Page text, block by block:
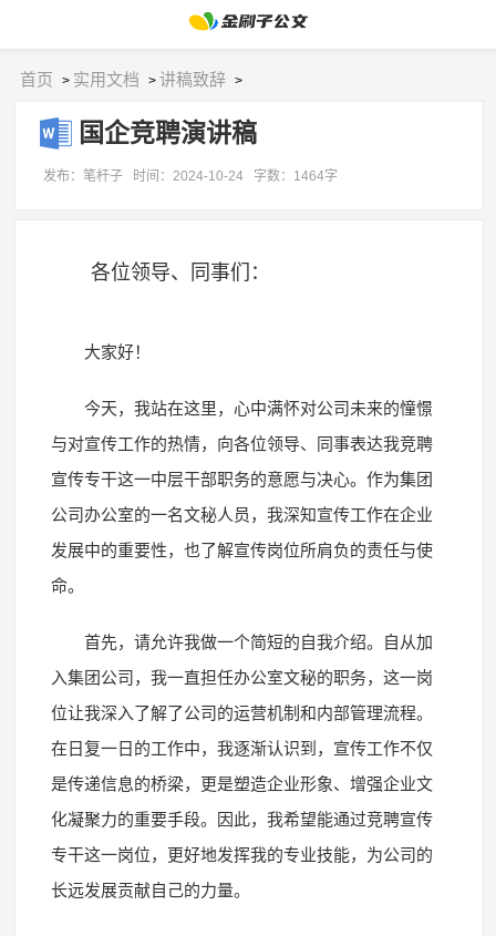
首页 > 实用文档 >讲稿致辞 >
国企竞聘演讲稿
发布：笔杆子 时间：2024-10-24 字数：1464字
各位领导、同事们：
大家好！
今天，我站在这里，心中满怀对公司未来的憧憬
与对宣传工作的热情，向各位领导、同事表达我竞聘
宣传专干这一中层干部职务的意愿与决心。作为集团
公司办公室的一名文秘人员，我深知宣传工作在企业
发展中的重要性，也了解宣传岗位所肩负的责任与使
命。
首先，请允许我做一个简短的自我介绍。自从加
入集团公司，我一直担任办公室文秘的职务，这一岗
位让我深入了解了公司的运营机制和内部管理流程。
在日复一日的工作中，我逐渐认识到，宣传工作不仅
是传递信息的桥梁，更是塑造企业形象、增强企业文
化凝聚力的重要手段。因此，我希望能通过竞聘宣传
专干这一岗位，更好地发挥我的专业技能，为公司的
长远发展贡献自己的力量。